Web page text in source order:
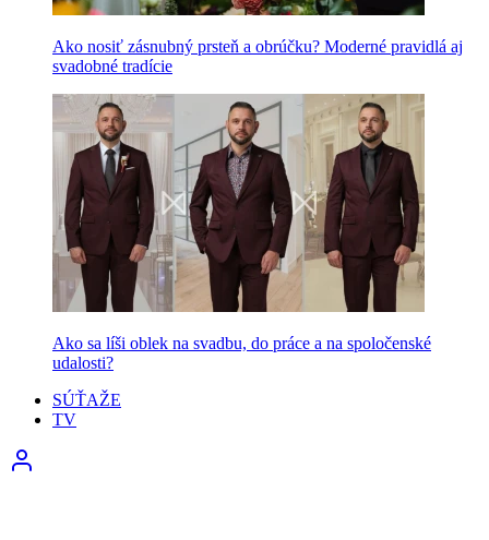
Ako nosiť zásnubný prsteň a obrúčku? Moderné pravidlá aj
svadobné tradície
Ako sa líši oblek na svadbu, do práce a na spoločenské
udalosti?
SÚŤAŽE
TV